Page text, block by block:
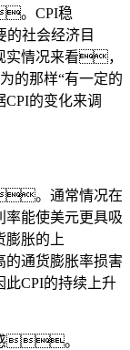
。CPI稳
社会经济目
情况来看，
的那样“有一定的
的变化来调
。通常情况在
能使美元更具吸
胀的上
货膨胀率损害
CPI的持续上升
感。